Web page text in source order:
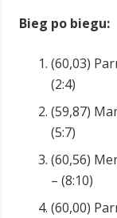
Bieg po biegu:
(60,03)
(2:4)
(59,87)
(5:7)
(60,56)
– (8:10)
(60,00)